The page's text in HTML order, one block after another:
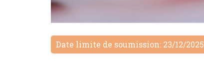
Date limite de soumission: 23/12/2025